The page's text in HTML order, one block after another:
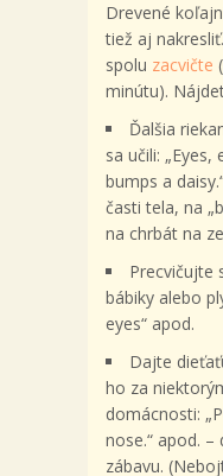
Drevené
tiež aj
spolu zacvičte
minútu).
Ďalšia
sa učili:
bumps a
časti tela, na
na chrbát na
Precvičujte
bábiky alebo
eyes“ apod.
Dajte
ho za
domácnosti:
nose.“ apod.
zábavu.